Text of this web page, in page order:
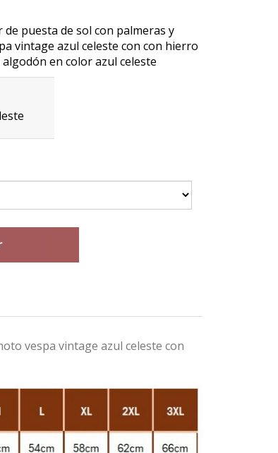
de puesta de sol con palmeras y
vintage azul celeste con con hierro
algodón en color azul celeste
vespa vintage azul celeste con